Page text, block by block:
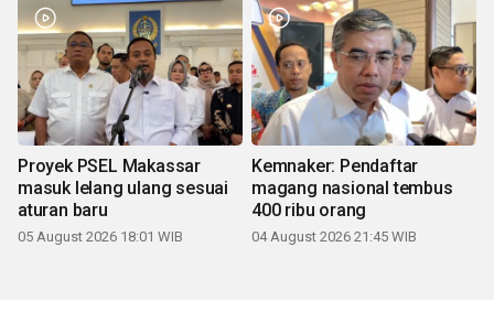
Proyek PSEL Makassar
masuk lelang ulang sesuai
aturan baru
05 August 2026 18:01 WIB
Kemnaker: Pendaftar
magang nasional tembus
400 ribu orang
04 August 2026 21:45 WIB